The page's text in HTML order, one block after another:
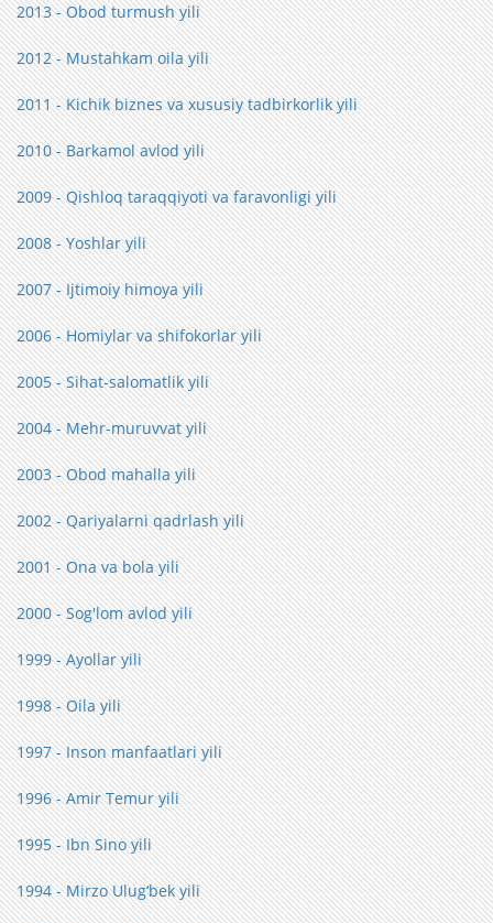
2013 - Obod turmush yili
2012 - Mustahkam oila yili
2011 - Kichik biznes va xususiy tadbirkorlik yili
2010 - Barkamol avlod yili
2009 - Qishloq taraqqiyoti va faravonligi yili
2008 - Yoshlar yili
2007 - Ijtimoiy himoya yili
2006 - Homiylar va shifokorlar yili
2005 - Sihat-salomatlik yili
2004 - Mehr-muruvvat yili
2003 - Obod mahalla yili
2002 - Qariyalarni qadrlash yili
2001 - Ona va bola yili
2000 - Sog'lom avlod yili
1999 - Ayollar yili
1998 - Oila yili
1997 - Inson manfaatlari yili
1996 - Amir Temur yili
1995 - Ibn Sino yili
1994 - Mirzo Ulug‘bek yili